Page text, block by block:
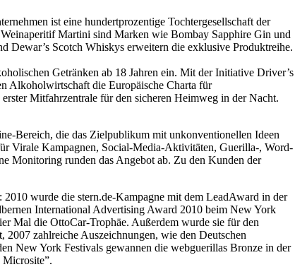
ist eine hundertprozentige Tochtergesellschaft der
Martini sind Marken wie Bombay Sapphire Gin und
Dewar’s Scotch Whiskys erweitern die exklusive Produktreihe.
Getränken ab 18 Jahren ein. Mit der Initiative Driver’s
Alkoholwirtschaft die Europäische Charta für
erster Mitfahrzentrale für den sicheren Heimweg in der Nacht.
Bereich, die das Zielpublikum mit unkonventionellen Ideen
Virale Kampagnen, Social-Media-Aktivitäten, Guerilla-, Word-
Monitoring runden das Angebot ab. Zu den Kunden der
wurde die stern.de-Kampagne mit dem LeadAward in der
International Advertising Award 2010 beim New York
Mal die OttoCar-Trophäe. Außerdem wurde sie für den
zahlreiche Auszeichnungen, wie den Deutschen
New York Festivals gewannen die webguerillas Bronze in der